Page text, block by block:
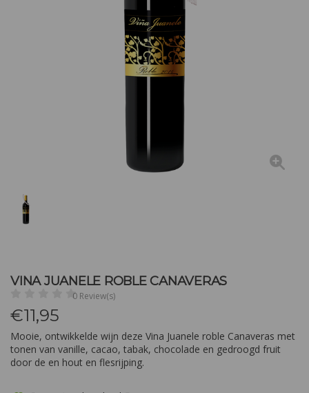
VINA JUANELE ROBLE CANAVERAS
0 Review(s)
€11,95
Mooie, ontwikkelde wijn deze Vina Juanele roble Canaveras met
tonen van vanille, cacao, tabak, chocolade en gedroogd fruit
door de en hout en flesrijping.